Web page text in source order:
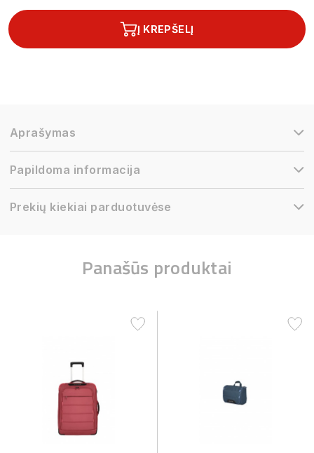
Į KREPŠELĮ
Aprašymas
Papildoma informacija
Prekių kiekiai parduotuvėse
Panašūs produktai